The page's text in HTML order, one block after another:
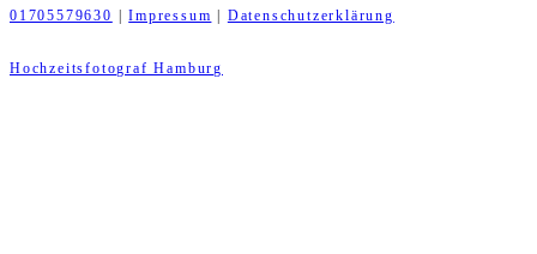
01705579630
|Impressum Datenschutzerklärung
Hochzeitsfotograf Hamburg